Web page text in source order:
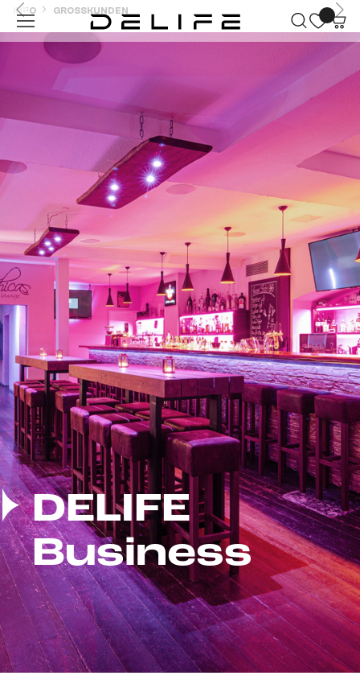
Zum Hauptinhalt springen
INFO GROSSKUNDEN
DELIFE
Business